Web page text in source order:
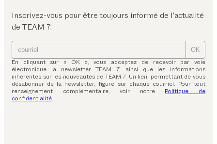
Inscrivez-vous pour être toujours informé de l’actualité
de TEAM 7.
OK
En cliquant sur « OK », vous acceptez de recevoir par voie
électronique la newsletter TEAM 7, ainsi que les informations
inhérentes sur les nouveautés de TEAM 7. Un lien, permettant de vous
désabonner de la newsletter, figure sur chaque courriel. Pour tout
renseignement complémentaire, voir notre Politique de
confidentialité.